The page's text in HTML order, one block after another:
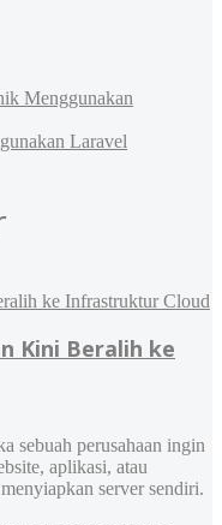
Menggunakan
Laravel
Kini Beralih ke
sebuah perusahaan ingin
aplikasi, atau
server sendiri.